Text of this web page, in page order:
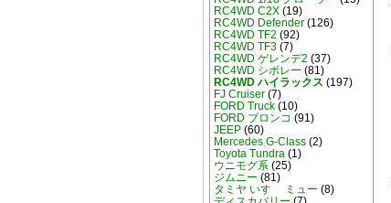
RC4WD C2X(19)
RC4WD Defender(126)
RC4WD TF2 (92)
RC4WD TF3(7)
RC4WD ゲレンデ2 (37)
RC4WD シボレー (81)
RC4WD ハイラックス (197)
FJ Cruiser(7)
FORD Truck(10)
FORD ブロンコ (91)
JEEP(60)
Mercedes G-Class(2)
Toyota Tundra(1)
ウニモグ系(25)
ジムニー (81)
タミヤ いすゞ ミュー (8)